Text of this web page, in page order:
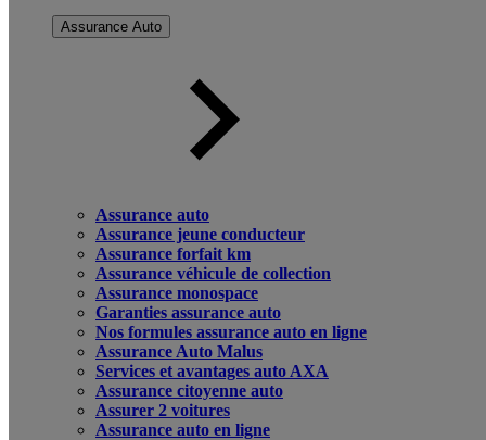
Assurance Auto
Assurance auto
Assurance jeune conducteur
Assurance forfait km
Assurance véhicule de collection
Assurance monospace
Garanties assurance auto
Nos formules assurance auto en ligne
Assurance Auto Malus
Services et avantages auto AXA
Assurance citoyenne auto
Assurer 2 voitures
Assurance auto en ligne